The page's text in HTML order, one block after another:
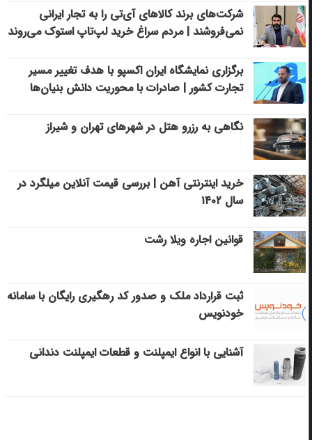
شرکت‌های برند کالاهای آی‌تی را به تجار ایرانی
نمی‌فروشند | مردم سراغ خرید لپ‌تاپ استوک می‌روند
برگزاری نمایشگاه ایران اکسپو با هدف تغییر مسیر
تجارت کشور | صادرات با محوریت دانش بنیان‌ها
نگاهی به رزرو هتل در شهرهای تهران و شیراز
خرید اینترنتی آهن | بررسی قیمت آنلاین میلگرد در
سال ۱۴۰۲
قوانین اجاره ویلا رشت
ثبت قرارداد ملک و صدور کد رهگیری رایگان با سامانه
خودنویس
آشنایی با انواع ایمپلنت و قطعات ایمپلنت دندانی